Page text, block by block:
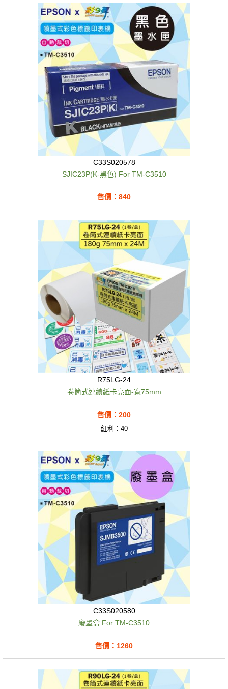
C33S020578
SJIC23P(K-黑色) For TM-C3510
售價：840
R75LG-24
卷筒式連續紙卡亮面-寬75mm
售價：200
紅利：40
C33S020580
廢墨盒 For TM-C3510
售價：1260